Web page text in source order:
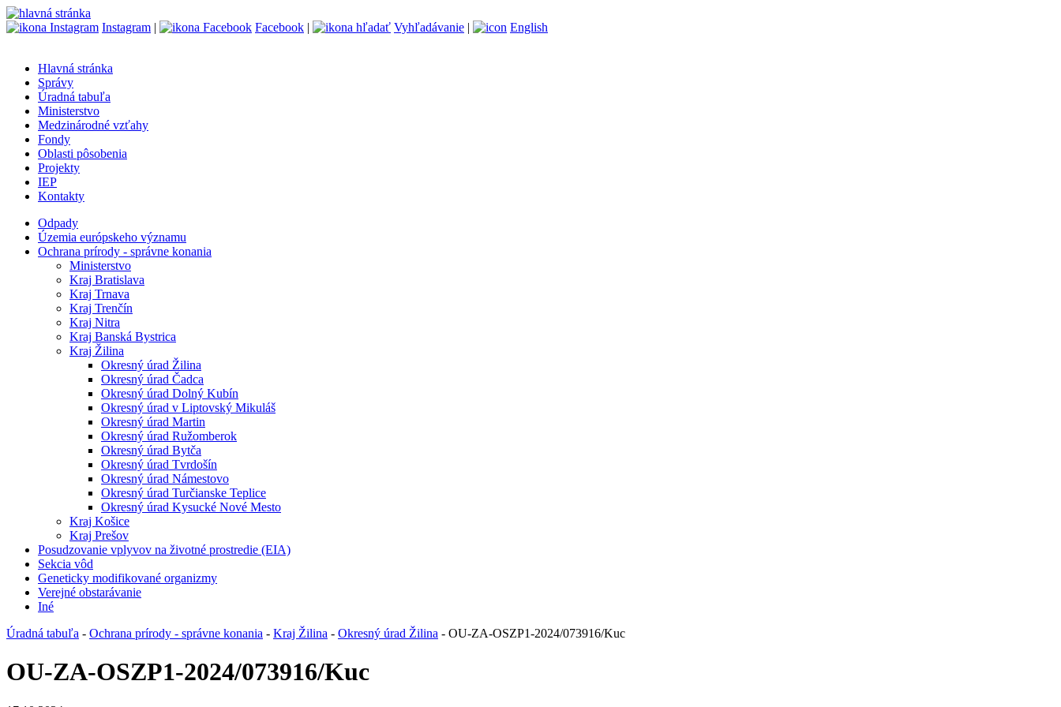
Instagram | Facebook | Vyhľadávanie | English
Hlavná stránka
Správy
Úradná tabuľa
Ministerstvo
Medzinárodné vzťahy
Fondy
Oblasti pôsobenia
Projekty
IEP
Kontakty
Odpady
Územia európskeho významu
Ochrana prírody - správne konania
Ministerstvo
Kraj Bratislava
Kraj Trnava
Kraj Trenčín
Kraj Nitra
Kraj Banská Bystrica
Kraj Žilina
Okresný úrad Žilina
Okresný úrad Čadca
Okresný úrad Dolný Kubín
Okresný úrad v Liptovský Mikuláš
Okresný úrad Martin
Okresný úrad Ružomberok
Okresný úrad Bytča
Okresný úrad Tvrdošín
Okresný úrad Námestovo
Okresný úrad Turčianske Teplice
Okresný úrad Kysucké Nové Mesto
Kraj Košice
Kraj Prešov
Posudzovanie vplyvov na životné prostredie (EIA)
Sekcia vôd
Geneticky modifikované organizmy
Verejné obstarávanie
Iné
Úradná tabuľa - Ochrana prírody - správne konania - Kraj Žilina - Okresný úrad Žilina - OU-ZA-OSZP1-2024/073916/Kuc
OU-ZA-OSZP1-2024/073916/Kuc